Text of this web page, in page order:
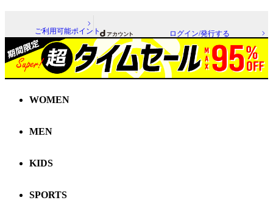
ご利用可能ポイント ログイン/発行する
WOMEN
MEN
KIDS
SPORTS